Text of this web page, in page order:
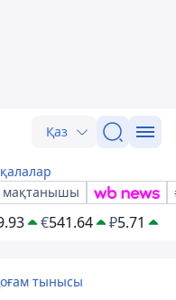
Қаз
мақтанышы
€541.64 ₽5.71
тынысы